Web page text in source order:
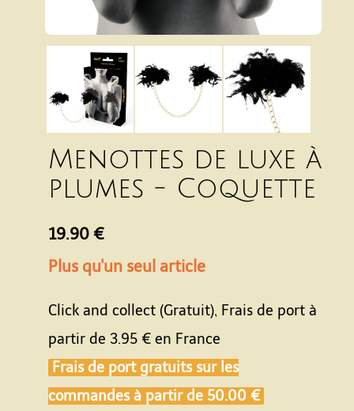
Menottes de luxe à
plumes - Coquette
19.90 €
Plus qu'un seul article
Click and collect (Gratuit), Frais de port à
partir de 3.95 € en France
Frais de port gratuits sur les
commandes à partir de 50.00 €